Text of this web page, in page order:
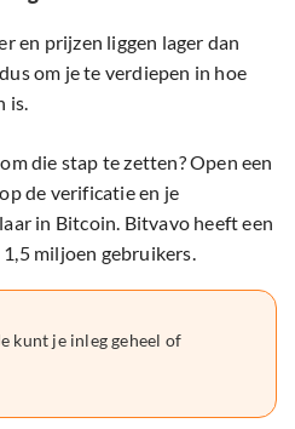
en prijzen liggen lager dan
om je te verdiepen in hoe
is.
die stap te zetten? Open een
de verificatie en je
in Bitcoin. Bitvavo heeft een
miljoen gebruikers.
kunt je inleg geheel of